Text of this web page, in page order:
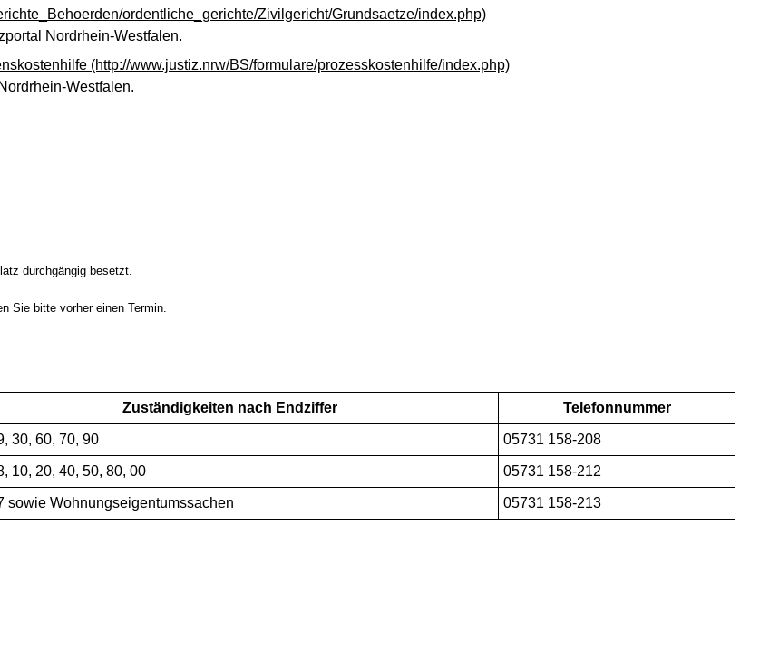
ordentliche_gerichte/Zivilgericht/Grundsaetze/index.php)
Nordrhein-Westfalen.
(http://www.justiz.nrw/BS/formulare/prozesskostenhilfe/index.php)
Westfalen.
durchgängig besetzt.
Sie bitte vorher einen Termin.
Zuständigkeiten nach Endziffer Telefonnummer
30, 60, 70, 90 05731 158-208
10, 20, 40, 50, 80, 00 05731 158-212
sowie Wohnungseigentumssachen 05731 158-213